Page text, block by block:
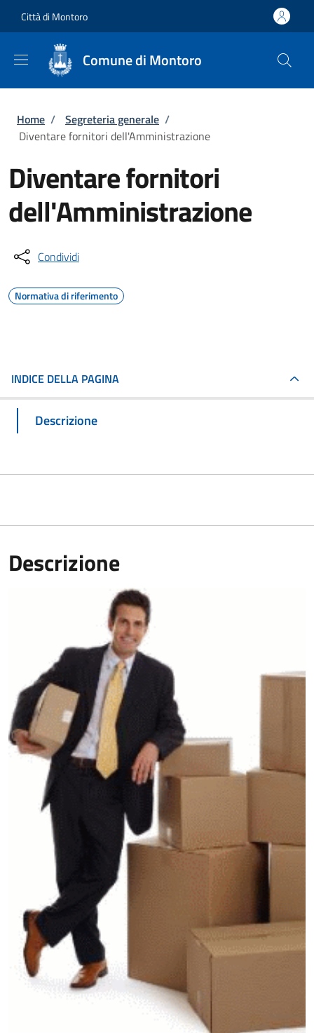
Città di Montoro
Comune di Montoro
Briciole di pane
Home / Segreteria generale /
Diventare fornitori dell'Amministrazione
Diventare fornitori
dell'Amministrazione
Condividi
Normativa di riferimento
INDICE DELLA PAGINA
Descrizione
Descrizione